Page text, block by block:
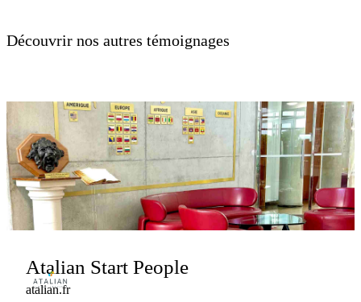
Découvrir nos autres témoignages
Atalian Start People
atalian.fr